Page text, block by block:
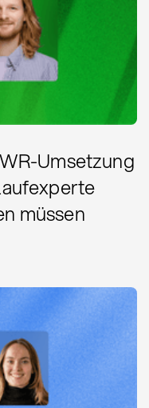
Umsetzung
müssen